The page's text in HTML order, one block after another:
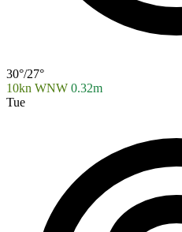
30°/27°
10kn WNW 0.32m
Tue